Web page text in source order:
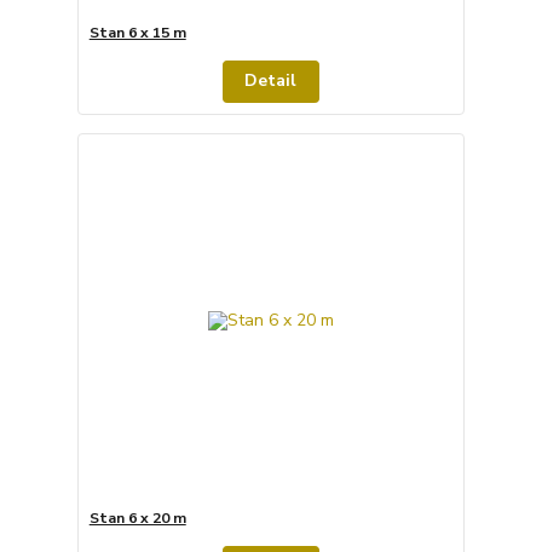
Stan 6 x 15 m
Detail
Stan 6 x 20 m